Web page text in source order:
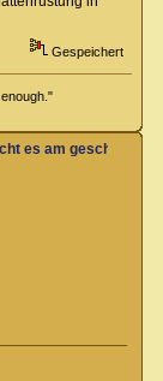
Gespeichert
es am